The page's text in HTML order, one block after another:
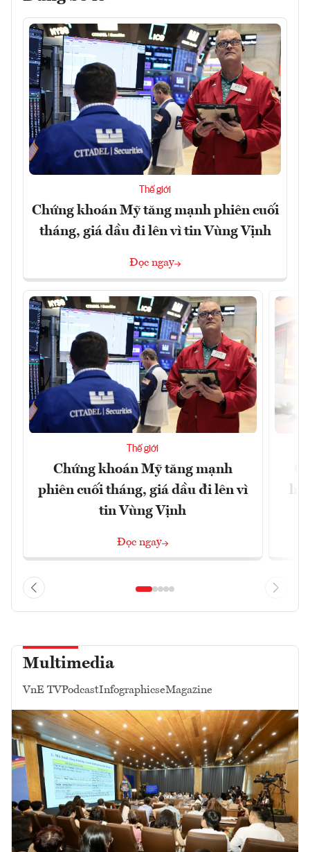
Thế giới
Chứng khoán Mỹ tăng mạnh phiên cuối
tháng, giá dầu đi lên vì tin Vùng Vịnh
Đọc ngay
Thế giới
Chứng khoán Mỹ tăng mạnh
phiên cuối tháng, giá dầu đi lên vì
tin Vùng Vịnh
Đọc ngay
Multimedia
VnE TVPodcastInfographicseMagazine